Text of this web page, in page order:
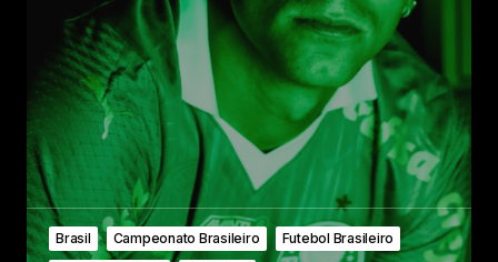
Brasil Campeonato Brasileiro
Futebol Brasileiro